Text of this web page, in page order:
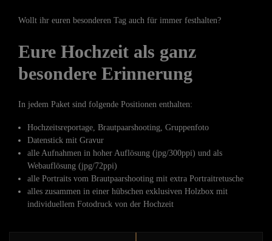
Wollt ihr euren besonderen Tag auch für immer festhalten?
Eure Hochzeit als ganz
besondere Erinnerung
In jedem Paket sind folgende Positionen enthalten:
Hochzeitsreportage, Brautpaarshooting, Gruppenfoto
Datenstick mit Gravur
alle Aufnahmen in hoher Auflösung (jpg/300ppi) und als
Webauflösung (jpg/72ppi)
alle Portraits vom Brautpaarshooting mit extra Portraitretusche
alles zusammen in einer hübschen exklusiven Holzbox mit
individuellem Fotodruck von der Hochzeit